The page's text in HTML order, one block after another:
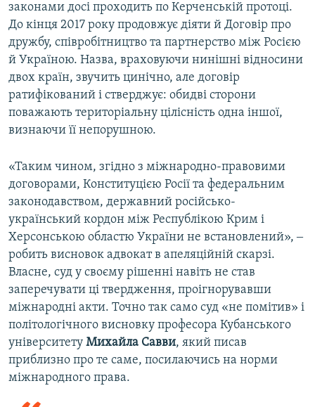
законами досі проходить по Керченській протоці.
До кінця 2017 року продовжує діяти й Договір про
дружбу, співробітництво та партнерство між Росією
й Україною. Назва, враховуючи нинішні відносини
двох країн, звучить цинічно, але договір
ратифікований і стверджує: обидві сторони
поважають територіальну цілісність одна іншої,
визнаючи її непорушною.
«Таким чином, згідно з міжнародно-правовими
договорами, Конституцією Росії та федеральним
законодавством, державний російсько-
український кордон між Республікою Крим і
Херсонською областю України не встановлений», ‒
робить висновок адвокат в апеляційній скарзі.
Власне, суд у своєму рішенні навіть не став
заперечувати ці твердження, проігнорувавши
міжнародні акти. Точно так само суд «не помітив» і
політологічного висновку професора Кубанського
університету Михайла Савви, який писав
приблизно про те саме, посилаючись на норми
міжнародного права.